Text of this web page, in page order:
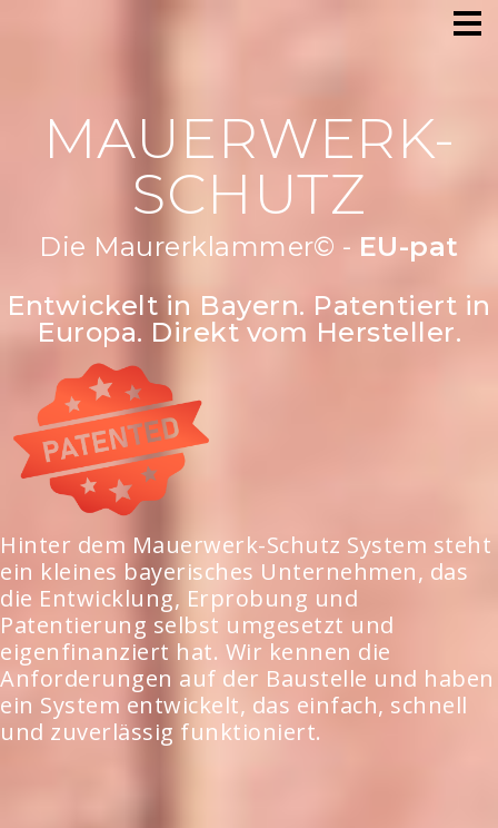
MAUERWERK-
SCHUTZ
Die Maurerklammer© - Robust &
stra
Entwickelt in Bayern. Patentiert in
Europa. Direkt vom Hersteller.
Hinter dem Mauerwerk-Schutz System steht
ein kleines bayerisches Unternehmen, das
die Entwicklung, Erprobung und
Patentierung selbst umgesetzt und
eigenfinanziert hat. Wir kennen die
Anforderungen auf der Baustelle und haben
ein System entwickelt, das einfach, schnell